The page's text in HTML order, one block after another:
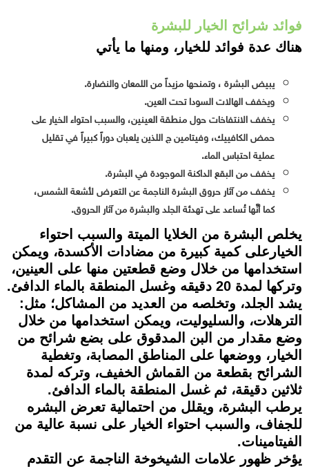
فوائد شرائح الخيار للبشرة
هناك عدة فوائد للخيار، ومنها ما يأتي
يبيض البشرة ، وتمنحها مزيداً من اللمعان والنضارة.
ويخفف الهالات السودا تحت العين.
يخفف الانتفاخات حول منطقة العينين، والسبب احتواء الخيار على
حمض الكافييك، وفيتامين ج اللذين يلعبان دوراً كبيراً في تقليل
عملية احتباس الماء.
يخفف من البقع الداكنة الموجودة في البشرة.
يخفف من آثار حروق البشرة الناجمة عن التعرض لأشعة الشمس،
كما أنَّها تُساعد على تهدئة الجلد والبشرة من آثار الحروق.
يخلص البشرة من الخلايا الميتة والسبب احتواء
الخيارعلى كمية كبيرة من مضادات الأكسدة، ويمكن
استخدامها من خلال وضع قطعتين منها على العينين،
وتركها لمدة 20 دقيقه وغسل المنطقة بالماء الدافئ.
يشد الجلد، وتخلصه من العديد من المشاكل؛ مثل:
الترهلات، والسليوليت، ويمكن استخدامها من خلال
وضع مقدار من البن المدقوق على بضع شرائح من
الخيار، ووضعها على المناطق المصابة، وتغطية
الشرائح بقطعة من القماش الخفيف، وتركه لمدة
ثلاثين دقيقة، ثم غسل المنطقة بالماء الدافئ.
يرطب البشرة، ويقلل من احتمالية تعرض البشره
للجفاف، والسبب احتواء الخيار على نسبة عالية من
الفيتامينات.
يؤخر ظهور علامات الشيخوخة الناجمة عن التقدم